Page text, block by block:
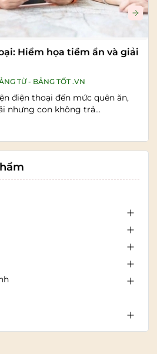
Hiểm họa tiềm ẩn và giải
TỪ - BẢNG TỐT .VN
điện thoại đến mức quên ăn,
nhưng con không trả...